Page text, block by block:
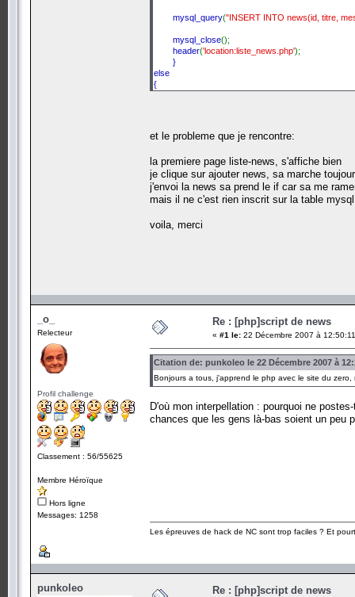
mysql_query("INSERT INTO news(id, titre,
mysql_close();
header('location:liste_news.php');
}
else
{
?>
et le probleme que je rencontre:
la premiere page liste-news, s'affiche bien
je clique sur ajouter news, sa marche
j'envoi la news sa prend le if car sa me
mais il ne c'est rien inscrit sur la table
voila, merci
_o_
Relecteur
Profil challenge
Classement : 56/55625
Membre Héroïque
Hors ligne
Messages: 1258
Re : [php]script de news
« #1 le: 22 Décembre 2007 à
Citation de: punkoleo le 22 Décembre 2007 à
Bonjours a tous, j'apprend le php avec le site du
D'où mon interpellation : pourquoi ne
chances que les gens là-bas soient un peu
Les épreuves de hack de NC sont trop faciles ? Et
punkoleo Re : [php]script de news